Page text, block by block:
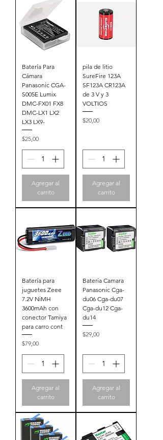
Batería Para
Cámara
Panasonic CGA-
S005E Lumix
DMC-FX01 FX8
DMC-LX1 LX2
LX3 LX9-
Precio
$25,00
Agregar al
carrito
pila de litio
SureFire 123A
SF123A CR123A
de 3 V y 3
VOLTIOS
Precio
$20,00
Agregar al
carrito
Batería para
juguetes Zeee
7.2V NiMH
3600mAh con
conector Tamiya
para carro cont
Precio
$79,00
Agregar al
carrito
Bateria Camara
Panasonic Cga-
du06 Cga-du07
Cga-du12 Cga-
du14
Precio
$29,00
Agregar al
carrito